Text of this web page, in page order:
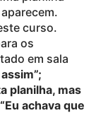
curso.
os
em sala
planilha, mas
achava que